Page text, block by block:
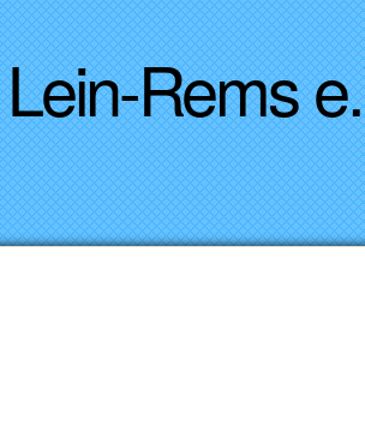
Inhalt
Rems